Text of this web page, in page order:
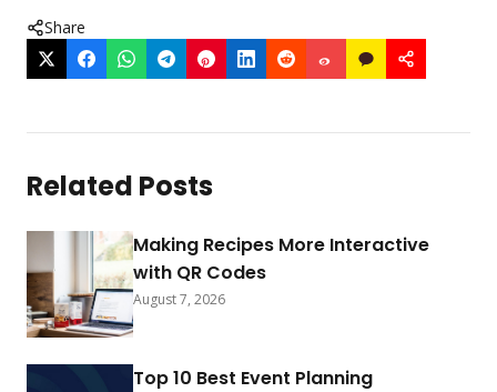
Share
Related Posts
Making Recipes More Interactive
with QR Codes
August 7, 2026
Top 10 Best Event Planning